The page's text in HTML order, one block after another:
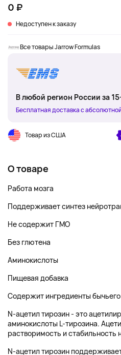
0 ₽
Недоступен к заказу
Все товары Jarrow Formulas
В любой регион России за
Бесплатная доставка с
Товар из США
О товаре
Работа мозга
Поддерживает синтез
Не содержит ГМО
Без глютена
Аминокислоты
Пищевая добавка
Содержит ингредиенты
N-ацетил тирозин - это
аминокислоты L-тирозина.
растворимость и стабильность
N-ацетил тирозин